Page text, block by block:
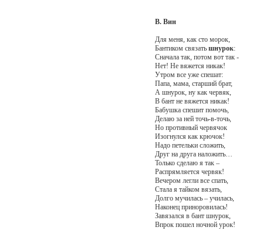
В. Вин
Для меня, как сто морок,
Бантиком связать шнурок:
Сначала так, потом вот так -
Нет! Не вяжется никак!
Утром все уже спешат:
Папа, мама, старший брат,
А шнурок, ну как червяк,
В бант не вяжется никак!
Бабушка спешит помочь,
Делаю за ней точь-в-точь,
Но противный червячок
Изогнулся как крючок!
Надо петельки сложить,
Друг на друга наложить…
Только сделаю я так –
Распрямляется червяк!
Вечером легли все спать,
Стала я тайком вязать,
Долго мучилась – училась,
Наконец приноровилась!
Завязался в бант шнурок,
Впрок пошел ночной урок!